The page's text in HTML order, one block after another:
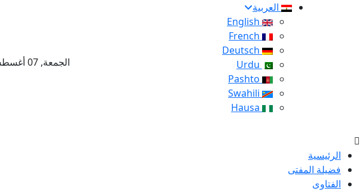
العربية
الجمعة, 07 أغسطس 2026 – 24 صفر 1448 هـ
الرئيسية
فضيلة المفتى
الفتاوى